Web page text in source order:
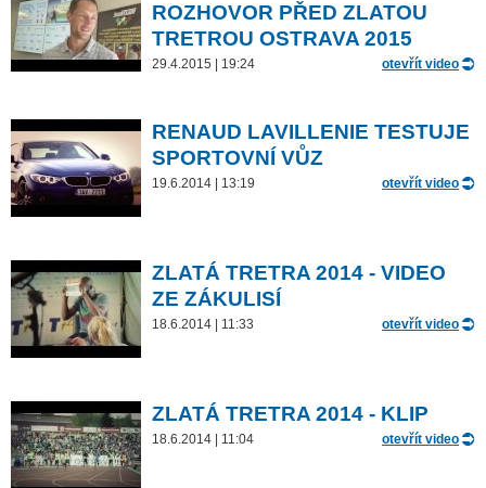
ROZHOVOR PŘED ZLATOU
TRETROU OSTRAVA 2015
29.4.2015 | 19:24 otevřít video
RENAUD LAVILLENIE TESTUJE
SPORTOVNÍ VŮZ
19.6.2014 | 13:19 otevřít video
ZLATÁ TRETRA 2014 - VIDEO
ZE ZÁKULISÍ
18.6.2014 | 11:33 otevřít video
ZLATÁ TRETRA 2014 - KLIP
18.6.2014 | 11:04 otevřít video